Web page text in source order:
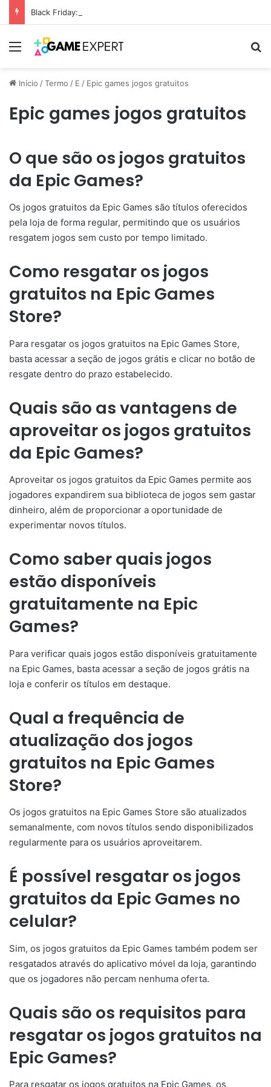
Black Friday: descontos incríveis em eletrônicos
Menu
Início /Termo / E / Epic games jogos gratuitos
Epic games jogos gratuitos
O que são os jogos gratuitos
da Epic Games?
Os jogos gratuitos da Epic Games são títulos oferecidos
pela loja de forma regular, permitindo que os usuários
resgatem jogos sem custo por tempo limitado.
Como resgatar os jogos
gratuitos na Epic Games
Store?
Para resgatar os jogos gratuitos na Epic Games Store,
basta acessar a seção de jogos grátis e clicar no botão de
resgate dentro do prazo estabelecido.
Quais são as vantagens de
aproveitar os jogos gratuitos
da Epic Games?
Aproveitar os jogos gratuitos da Epic Games permite aos
jogadores expandirem sua biblioteca de jogos sem gastar
dinheiro, além de proporcionar a oportunidade de
experimentar novos títulos.
Como saber quais jogos
estão disponíveis
gratuitamente na Epic
Games?
Para verificar quais jogos estão disponíveis gratuitamente
na Epic Games, basta acessar a seção de jogos grátis na
loja e conferir os títulos em destaque.
Qual a frequência de
atualização dos jogos
gratuitos na Epic Games
Store?
Os jogos gratuitos na Epic Games Store são atualizados
semanalmente, com novos títulos sendo disponibilizados
regularmente para os usuários aproveitarem.
É possível resgatar os jogos
gratuitos da Epic Games no
celular?
Sim, os jogos gratuitos da Epic Games também podem ser
resgatados através do aplicativo móvel da loja, garantindo
que os jogadores não percam nenhuma oferta.
Quais são os requisitos para
resgatar os jogos gratuitos na
Epic Games?
Para resgatar os jogos gratuitos na Epic Games, os